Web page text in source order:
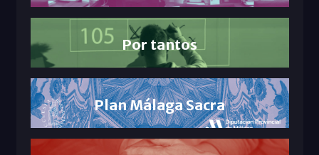
Por tantos
Plan Málaga Sacra